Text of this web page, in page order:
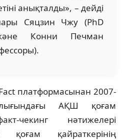
анықталды», – дейді
Сяцзин Чжу (PhD
Конни Печман
платформасынан 2007-
АҚШ қоғам
чекинг нәтижелері
қайраткерінің